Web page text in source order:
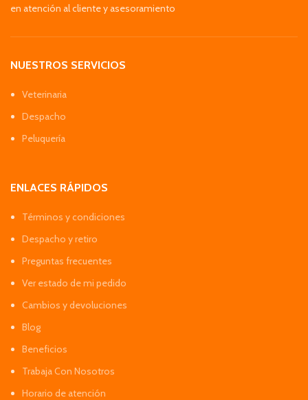
en atención al cliente y asesoramiento
NUESTROS SERVICIOS
Veterinaria
Despacho
Peluquería
ENLACES RÁPIDOS
Términos y condiciones
Despacho y retiro
Preguntas frecuentes
Ver estado de mi pedido
Cambios y devoluciones
Blog
Beneficios
Trabaja Con Nosotros
Horario de atención